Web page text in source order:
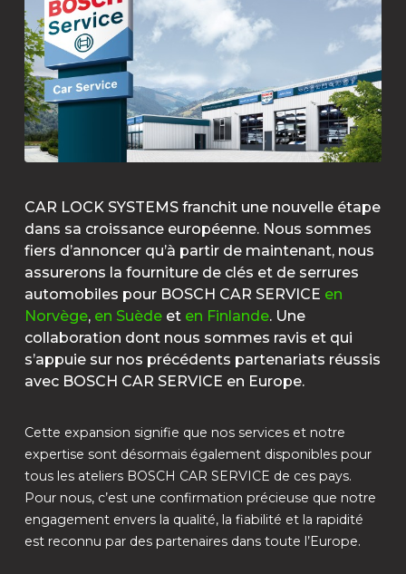
CAR LOCK SYSTEMS franchit une nouvelle étape
dans sa croissance européenne. Nous sommes
fiers d’annoncer qu’à partir de maintenant, nous
assurerons la fourniture de clés et de serrures
automobiles pour BOSCH CAR SERVICE en
Norvège, en Suède et en Finlande. Une
collaboration dont nous sommes ravis et qui
s’appuie sur nos précédents partenariats réussis
avec BOSCH CAR SERVICE en Europe.
Cette expansion signifie que nos services et notre
expertise sont désormais également disponibles pour
tous les ateliers BOSCH CAR SERVICE de ces pays.
Pour nous, c’est une confirmation précieuse que notre
engagement envers la qualité, la fiabilité et la rapidité
est reconnu par des partenaires dans toute l’Europe.